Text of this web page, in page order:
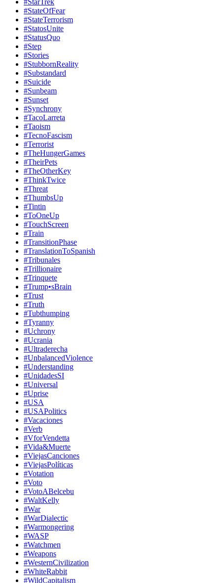
#StarTrek
#StateOfFear
#StateTerrorism
#StatosUnite
#StatusQuo
#Step
#Stories
#StubbornReality
#Substandard
#Suicide
#Sunbeam
#Sunset
#Synchrony
#TacoLarreta
#Taoism
#TecnoFascism
#Terrorist
#TheHungerGames
#TheirPets
#TheOtherKey
#ThinkTwice
#Threat
#ThumbsUp
#Tintin
#ToOneUp
#TouchScreen
#Train
#TransitionPhase
#TranslationToSpanish
#Tribunales
#Trillionaire
#Trinquete
#Trump•sBrain
#Trust
#Truth
#Tubthumping
#Tyranny
#Uchrony
#Ucrania
#Ultraderecha
#UnbalancedViolence
#Understanding
#UnidadesSI
#Universal
#Uprise
#USA
#USAPolitics
#Vacaciones
#Verb
#VforVendetta
#Vida&Muerte
#ViejasCanciones
#ViejasPolíticas
#Votation
#Voto
#VotoABelcebu
#WaltKelly
#War
#WarDialectic
#Warmongering
#WASP
#Watchmen
#Weapons
#WesternCivilization
#WhiteRabbit
#WildCapitalism